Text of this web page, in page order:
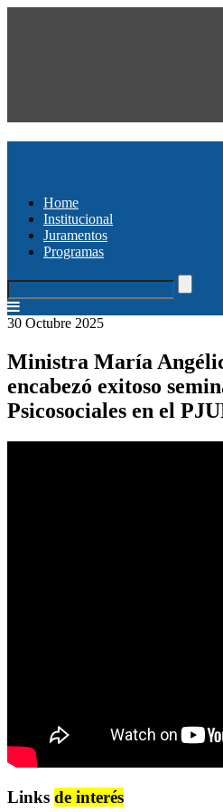
Home
Institucional
Juramentos
Programas
30 Octubre 2025
Ministra María
encabezó exitoso
Psicosociales en el
Links de interés